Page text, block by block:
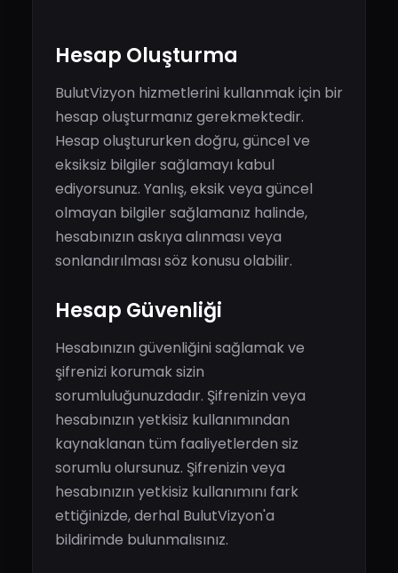
Hesap Oluşturma
BulutVizyon hizmetlerini kullanmak için bir
hesap oluşturmanız gerekmektedir.
Hesap oluştururken doğru, güncel ve
eksiksiz bilgiler sağlamayı kabul
ediyorsunuz. Yanlış, eksik veya güncel
olmayan bilgiler sağlamanız halinde,
hesabınızın askıya alınması veya
sonlandırılması söz konusu olabilir.
Hesap Güvenliği
Hesabınızın güvenliğini sağlamak ve
şifrenizi korumak sizin
sorumluluğunuzdadır. Şifrenizin veya
hesabınızın yetkisiz kullanımından
kaynaklanan tüm faaliyetlerden siz
sorumlu olursunuz. Şifrenizin veya
hesabınızın yetkisiz kullanımını fark
ettiğinizde, derhal BulutVizyon'a
bildirimde bulunmalısınız.